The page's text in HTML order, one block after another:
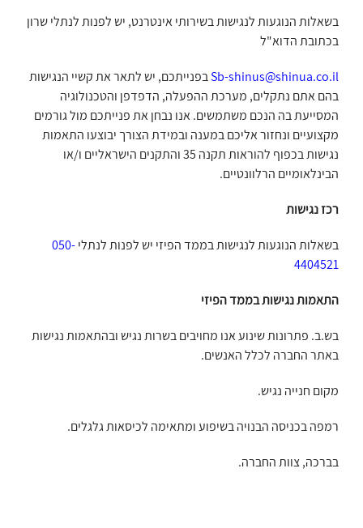
בשאלות הנוגעות לנגישות בשירותי אינטרנט, יש לפנות לנתלי שרון
בכתובת הדוא"ל
Sb-shinus@shinua.co.ilבפנייתכם, יש לתאר את קשיי הנגישות
בהם אתם נתקלים, מערכת ההפעלה, הדפדפן והטכנולוגיה
המסייעת בה הנכם משתמשים. אנו נבחן את פנייתכם מול גורמים
מקצועיים ונחזור אליכם במענה ובמידת הצורך יבוצעו התאמות
נגישות בכפוף להוראות תקנה 35 והתקנים הישראליים ו/או
הבינלאומיים הרלוונטיים.
רכז נגישות
בשאלות הנוגעות לנגישות בממד הפיזי יש לפנות לנתלי050-
4404521
התאמות נגישות בממד הפיזי
בש.ב. פתרונות שינוע אנו מחויבים בשרות נגיש ובהתאמות נגישות
באתר החברה לכלל האנשים.
מקום חנייה נגיש.
רמפה בכניסה הבנויה בשיפוע ומתאימה לכיסאות גלגלים.
בברכה, צוות החברה.